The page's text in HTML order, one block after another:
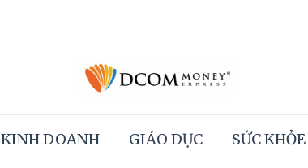
KINH DOANH GIÁO DỤC SỨC KHỎE